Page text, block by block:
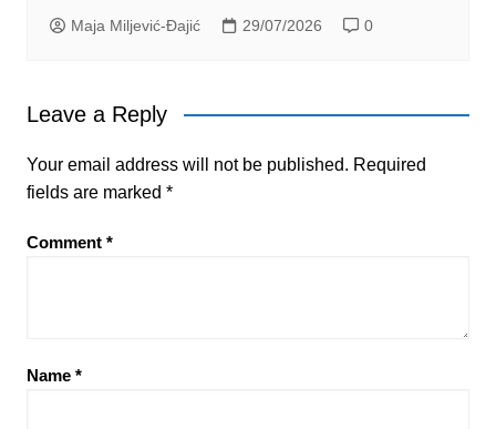
Maja Miljević-Đajić 29/07/2026 0
Leave a Reply
Your email address will not be published. Required
fields are marked *
Comment *
Name *